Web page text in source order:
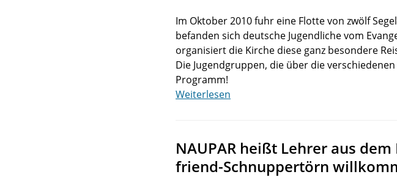
Im Oktober 2010 fuhr eine Flotte von zwölf
befanden sich deutsche Jugendliche vom
organisiert die Kirche diese ganz besondere
Die Jugendgruppen, die über die
Programm!
Weiterlesen
NAUPAR heißt Lehrer aus
friend-Schnuppertörn